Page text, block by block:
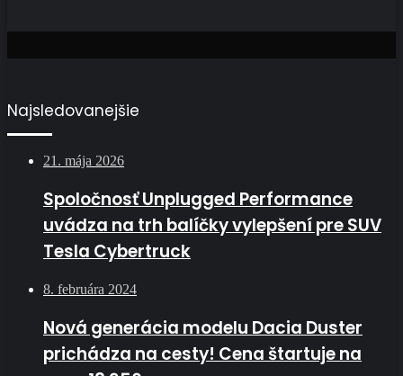
Najsledovanejšie
21. mája 2026
Spoločnosť Unplugged Performance
uvádza na trh balíčky vylepšení pre SUV
Tesla Cybertruck
8. februára 2024
Nová generácia modelu Dacia Duster
prichádza na cesty! Cena štartuje na